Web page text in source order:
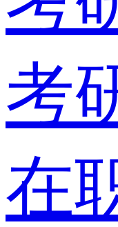
考
在